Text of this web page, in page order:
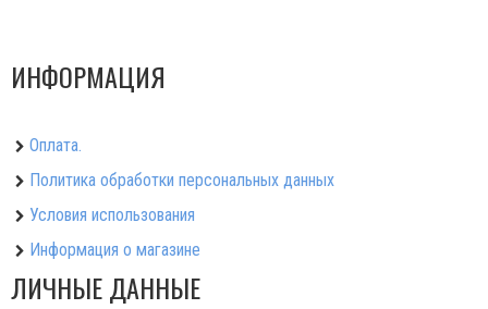
ИНФОРМАЦИЯ
Оплата.
Политика обработки персональных данных
Условия использования
Информация о магазине
ЛИЧНЫЕ ДАННЫЕ